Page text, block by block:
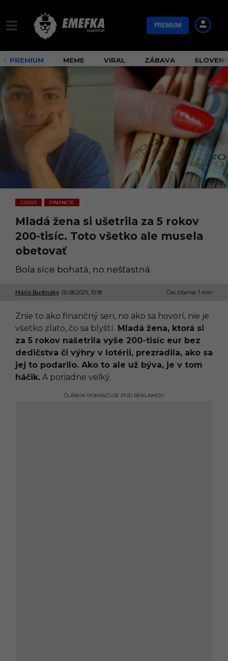
PREMIUM
PREMIUM MEME VIRAL ZÁBAVA
ĽUDIA
,
FINANCIE
Mladá žena si ušetrila za 5 rokov
200-tisíc. Toto všetko ale musela
obetovať
Bola síce bohatá, no nešťastná.
Mário Budinský 02.08.2025, 10:18
0
0
8
.
2
0
2
5
,
1
Čas čítania: 1 min
Znie to ako finančný sen, no ako sa hovorí, nie je
všetko zlato, čo sa blyští. Mladá žena, ktorá si
za 5 rokov našetrila vyše 200-tisíc eur bez
dedičstva či výhry v lotérii, prezradila, ako sa
jej to podarilo. Ako to ale už býva, je v tom
háčik. A poriadne veľký.
ČLÁNOK POKRAČUJE POD REKLAMOU